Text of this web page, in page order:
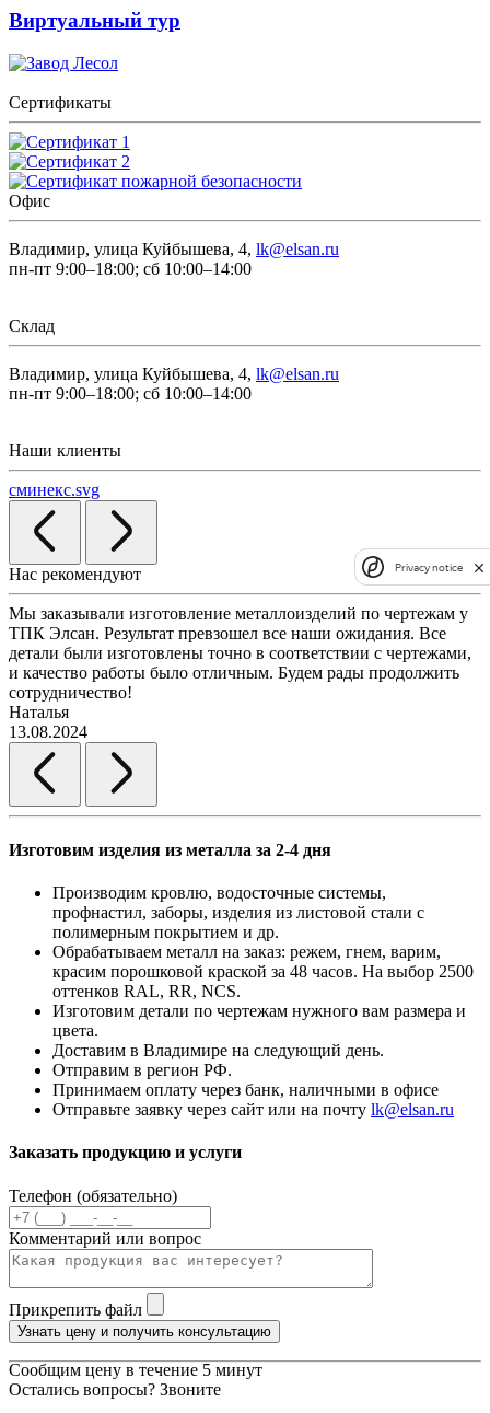
Виртуальный тур
Сертификаты
Офис
Владимир, улица Куйбышева, 4, lk@elsan.ru
пн-пт 9:00–18:00; сб 10:00–14:00
Склад
Владимир, улица Куйбышева, 4, lk@elsan.ru
пн-пт 9:00–18:00; сб 10:00–14:00
Наши клиенты
сминекс.svg
Нас рекомендуют
Мы заказывали изготовление металлоизделий по чертежам у
ТПК Элсан. Результат превзошел все наши ожидания. Все
детали были изготовлены точно в соответствии с чертежами,
и качество работы было отличным. Будем рады продолжить
сотрудничество!
Наталья
13.08.2024
Изготовим изделия из металла за 2-4 дня
Производим кровлю, водосточные системы,
профнастил, заборы, изделия из листовой стали с
полимерным покрытием и др.
Обрабатываем металл на заказ: режем, гнем, варим,
красим порошковой краской за 48 часов. На выбор 2500
оттенков RAL, RR, NCS.
Изготовим детали по чертежам нужного вам размера и
цвета.
Доставим в Владимире на следующий день.
Отправим в регион РФ.
Принимаем оплату через банк, наличными в офисе
Отправьте заявку через сайт или на почту lk@elsan.ru
Заказать продукцию и услуги
Телефон (обязательно)
Комментарий или вопрос
Прикрепить файл
Узнать цену и получить консультацию
Сообщим цену в течение 5 минут
Остались вопросы? Звоните
Privacy notice